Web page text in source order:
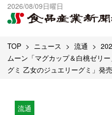
2026/08/09日曜日
出版物一覧へ
試読・購読申し込み
TOP ニュース 流通
ムーン「マグカップ＆白桃ゼリ
グミ 乙女のジュエリーグミ」発売
流通